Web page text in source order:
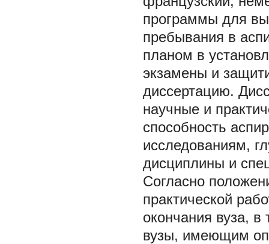
программы для
пребывания в
планом в
экзамены и
диссертацию.
научные и
способность
исследованиям,
дисциплины и
Согласно
практической
окончания вуза,
вузы, имеющим